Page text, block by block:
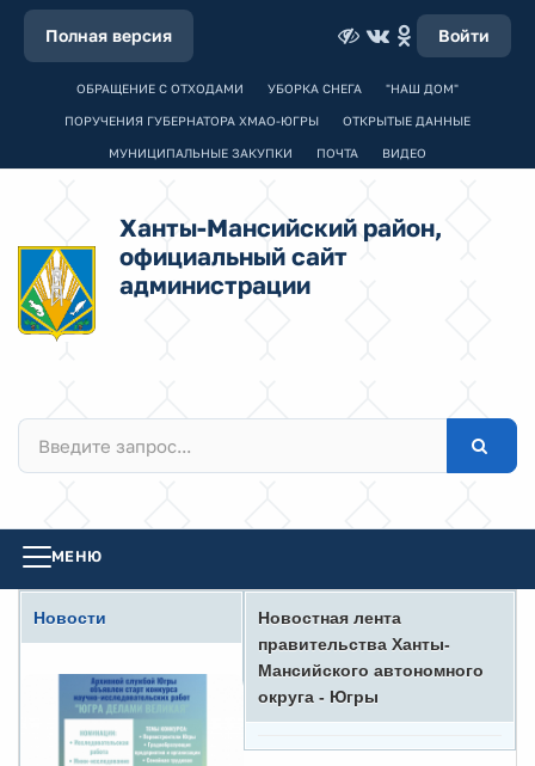
Полная версия Войти
ОБРАЩЕНИЕ С ОТХОДАМИ УБОРКА СНЕГА "НАШ ДОМ"
ПОРУЧЕНИЯ ГУБЕРНАТОРА ХМАО-ЮГРЫ ОТКРЫТЫЕ ДАННЫЕ
МУНИЦИПАЛЬНЫЕ ЗАКУПКИ ПОЧТА ВИДЕО
Ханты-Мансийский район,
официальный сайт
администрации
МЕНЮ
Новости
Новостная лента
правительства Ханты-
Мансийского автономного
округа - Югры